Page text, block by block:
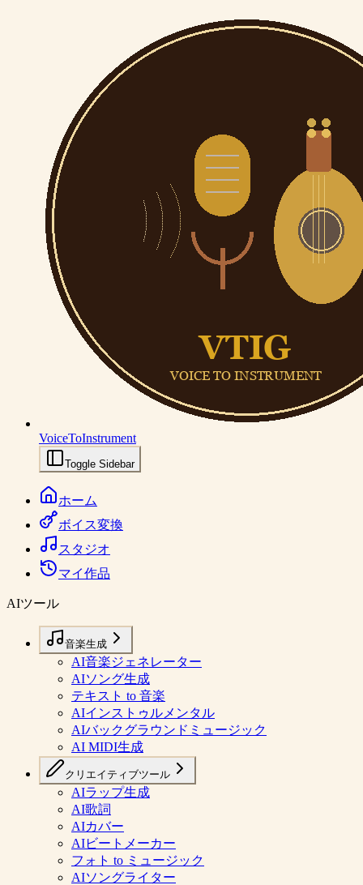
VoiceToInstrument
Toggle Sidebar
ホーム
ボイス変換
スタジオ
マイ作品
AIツール
音楽生成
AI音楽ジェネレーター
AIソング生成
テキスト to 音楽
AIインストゥルメンタル
AIバックグラウンドミュージック
AI MIDI生成
クリエイティブツール
AIラップ生成
AI歌詞
AIカバー
AIビートメーカー
フォト to ミュージック
AIソングライター